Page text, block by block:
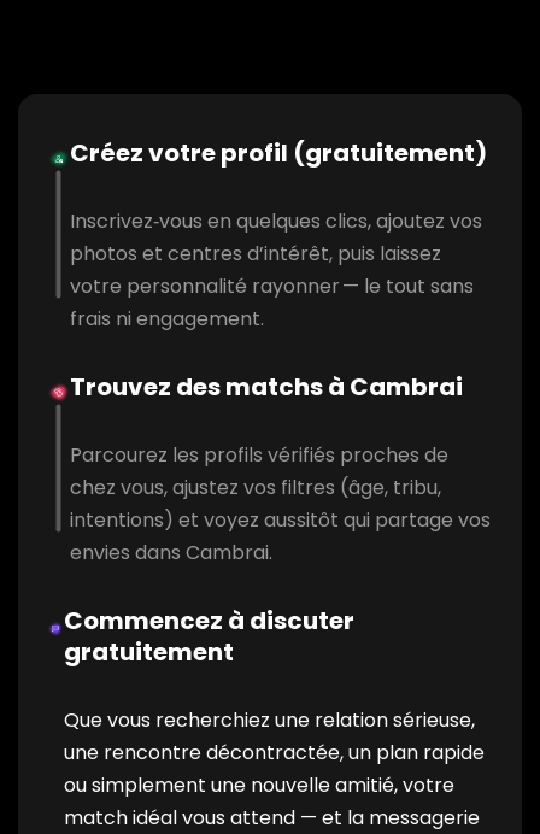
Créez votre profil (gratuitement)
Inscrivez‑vous en quelques clics, ajoutez vos
photos et centres d’intérêt, puis laissez
votre personnalité rayonner — le tout sans
frais ni engagement.
Trouvez des matchs à Cambrai
Parcourez les profils vérifiés proches de
chez vous, ajustez vos filtres (âge, tribu,
intentions) et voyez aussitôt qui partage vos
envies dans Cambrai.
Commencez à discuter
gratuitement
Que vous recherchiez une relation sérieuse,
une rencontre décontractée, un plan rapide
ou simplement une nouvelle amitié, votre
match idéal vous attend — et la messagerie